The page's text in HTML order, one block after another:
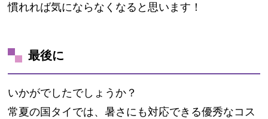
慣れれば気にならなくなると思います！
最後に
いかがでしたでしょうか？
常夏の国タイでは、暑さにも対応できる優秀なコス